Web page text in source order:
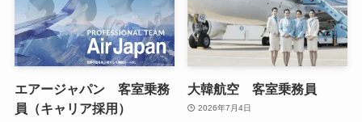
エアージャパン 客室乗務
員（キャリア採用）
大韓航空 客室乗務員
2026年7月4日